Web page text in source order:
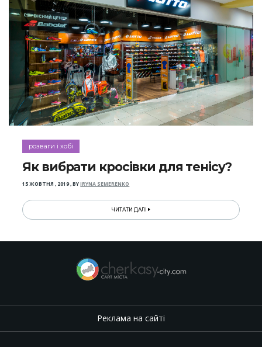
розваги і хобі
Як вибрати кросівки для тенісу?
15 ЖОВТНЯ , 2019,BYIRYNA SEMERENKO
ЧИТАТИ ДАЛІ
Реклама на сайті